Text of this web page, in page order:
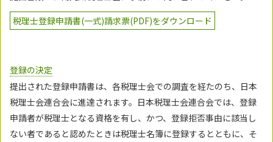
税理士登録申請書(一式)請求票(PDF)をダウンロード
登録の決定
提出された登録申請書は、各税理士会での調査を経たのち、日本
税理士会連合会に進達されます。日本税理士会連合会では、登録
申請者が税理士となる資格を有し、かつ、登録拒否事由に該当し
ない者であると認めたときは税理士名簿に登録するとともに、そ